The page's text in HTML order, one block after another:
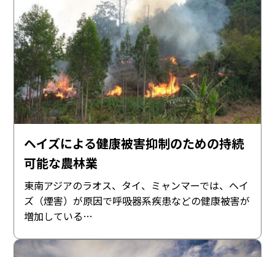
ヘイズによる健康被害抑制のための持続
可能な農林業
東南アジアのラオス、タイ、ミャンマーでは、ヘイ
ズ（煙害）が原因で呼吸器系疾患などの健康被害が
増加している…